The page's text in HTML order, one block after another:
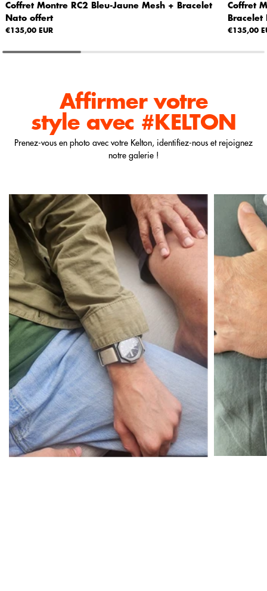
Coffret Montre RC2 Bleu-Jaune Mesh + Bracelet
Nato offert
€135,00 EUR
Coffret
€135,00
Affirmer votre
style avec #KELTON
Prenez-vous en photo avec votre Kelton, identifiez-nous et rejoignez
notre galerie !